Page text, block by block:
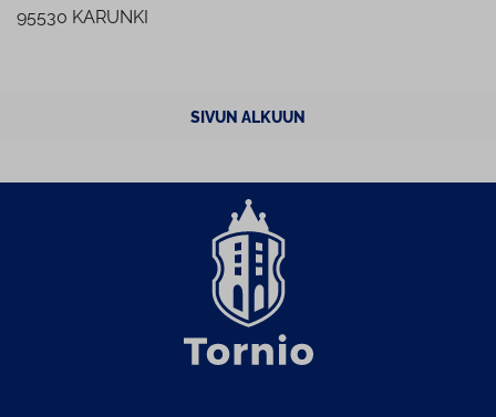
95530 KARUNKI
SIVUN ALKUUN